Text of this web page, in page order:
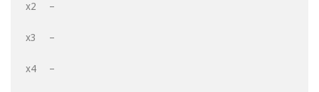
x2 –
x3 –
x4 –